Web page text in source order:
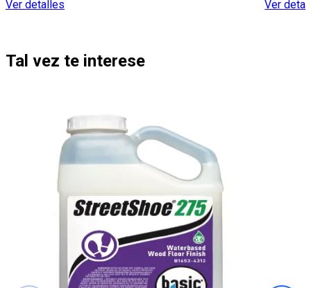
Ver detalles
Ver
Tal vez te interese